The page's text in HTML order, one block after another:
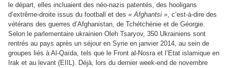
le départ, elles incluaient des néo-nazis patentés, des hooligans
d’extrême-droite issus du football et des « Afghantsi », c’est-à-dire des
vétérans des guerres d’Afghanistan, de Tchétchénie et de Géorgie.
Selon le parlementaire ukrainien Oleh Tsaryov, 350 Ukrainiens sont
rentrés au pays après un séjour en Syrie en janvier 2014, au sein de
groupes liés à Al-Qaïda, tels que le Front al-Nosra et l’Etat islamique en
Irak et au levant (EIIL). Déjà, lors du dernier week-end de novembre